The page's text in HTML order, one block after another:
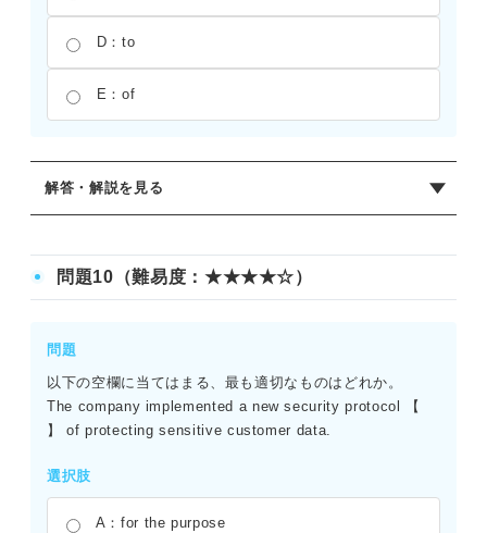
D：to
E：of
解答・解説を見る
（1）「be regarded as ――」で「――とみなされる」と
いう意味になる。ペニシリンの発見が医学における革命と
ちが病気の治療のためにペニシリンを使い始めたという文
脈を完成させる。
問題10（難易度：★★★★☆）
問題
以下の空欄に当てはまる、最も適切なものはどれか。
The company implemented a new security protocol 【
】 of protecting sensitive customer data.
選択肢
A：for the purpose